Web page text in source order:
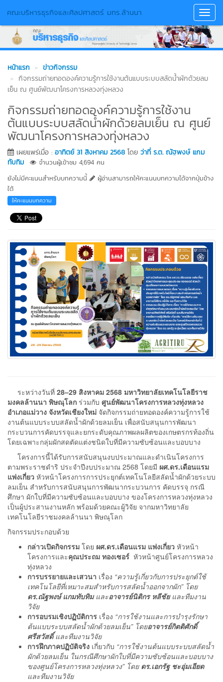
คณะบริหารธุรกิจและศิลปศาสตร์ มทร.ล้านนา
หน้าแรก
ข่าวกิจกรรม
กิจกรรมถ่ายทอดองค์ความรู้การใช้งานต้นแบบระบบสลัดน้ำผักด้วยลม
เย็น ณ ศูนย์พัฒนาโครงการหลวงทุ่งหลวง
กิจกรรมถ่ายทอดองค์ความรู้การใช้งาน
ต้นแบบระบบสลัดน้ำผักด้วยลมเย็น ณ ศูนย์
พัฒนาโครงการหลวงทุ่งหลวง
เผยแพร่เมื่อ : อาทิตย์ 31 สิงหาคม 2568 โดย ว่าที่ ร.ต. ณัฐพงษ์ แกม
ทับทิม
จำนวนผู้เข้าชม 4,694 คน
ยังไม่มีคะแนนสำหรับบทความนี้
ผู้อ่านสามารถให้คะแนนบทความได้จากปุ่มข้าง
ใต้
ให้คะแนนบทความ
ระหว่างวันที่ 28–29 สิงหาคม 2568 มหาวิทยาลัยเทคโนโลยีราช
มงคลล้านนา พิษณุโลก ร่วมกับ ศูนย์พัฒนาโครงการหลวงทุ่งหลวง
อำเภอแม่วาง จังหวัดเชียงใหม่ จัดกิจกรรมถ่ายทอดองค์ความรู้การใช้
งานต้นแบบระบบสลัดน้ำผักด้วยลมเย็น เพื่อสนับสนุนการพัฒนา
กระบวนการคัดบรรจุและยกระดับคุณภาพผลผลิตของเกษตรกรท้องถิ่น
โดยเฉพาะกลุ่มผักสดตัดแต่งชนิดใบที่มีความซับซ้อนและบอบบาง
โครงการนี้ได้รับการสนับสนุนงบประมาณและดำเนินโครงการ
ตามพระราชดำริ ประจำปีงบประมาณ 2568 โดยมี ผศ.ดร.เดือนแรม
แพ่งเกี่ยว หัวหน้าโครงการการประยุกต์เทคโนโลยีสลัดน้ำผักด้วยระบบ
ลมเย็น สำหรับการสนับสนุนการพัฒนากระบวนการ คัดบรรจุ กรณี
ศึกษา ผักใบที่มีความซับซ้อนและบอบบาง ของโครงการหลวงทุ่งหลวง
เป็นผู้ประสานงานหลัก พร้อมด้วยคณะผู้วิจัย จากมหาวิทยาลัย
เทคโนโลยีราชมงคลล้านนา พิษณุโลก
กิจกรรมประกอบด้วย
กล่าวเปิดกิจกรรม โดย ผศ.ดร.เดือนแรม แพ่งเกี่ยว หัวหน้า
โครงการและคุณประถม ทองเซอร์ หัวหน้าศูนย์โครงการหลวง
ทุ่งหลวง
การบรรยายและเสวนา เรื่อง “ความรู้เกี่ยวกับการประยุกต์ใช้
เทคโนโลยีที่เหมาะสมสำหรับการสลัดน้ำออกจากผัก” โดย
ดร.ณัฐพงษ์ แกมทับทิมและอาจารย์นิติกร หลีชัยและทีมงาน
วิจัย
การอบรมเชิงปฏิบัติการ เรื่อง “การใช้งานและการบำรุงรักษา
ต้นแบบระบบสลัดน้ำผักด้วยลมเย็น” โดยอาจารย์กิตติศักดิ์
ศรีสวัสดิ์และทีมงานวิจัย
การฝึกภาคปฏิบัติจริง เกี่ยวกับ “การใช้งานต้นแบบระบบสลัดน้ำ
ผักด้วยลมเย็น ในกรณีศึกษาผักใบที่มีความซับซ้อนและบอบบาง
ของศูนย์โครงการหลวงทุ่งหลวง” โดย ดร.เอกรัฐ ชะอุ่มเอียด
และทีมงานวิจัย